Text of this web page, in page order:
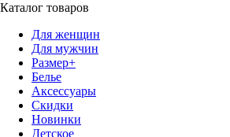
Каталог товаров
Для женщин
Для мужчин
Размер+
Белье
Аксессуары
Скидки
Новинки
Детское